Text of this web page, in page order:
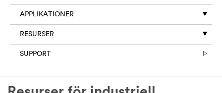
APPLIKATIONER
RESURSER
SUPPORT